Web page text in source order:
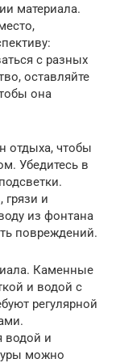
материала.
с разных
оставляйте
она
отдыха, чтобы
Убедитесь в
грязи и
из фонтана
повреждений.
Каменные
и водой с
регулярной
водой и
можно